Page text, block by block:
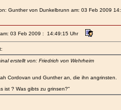
Gunther von Dunkelbrunn am: 03 Feb 2009
03 Feb 2009 : 14:49:15 Uhr
erstellt von: Friedrich von Wehrheim
Cordovan und Gunther an, die ihn angrinsten.
ist ? Was gibts zu grinsen?"